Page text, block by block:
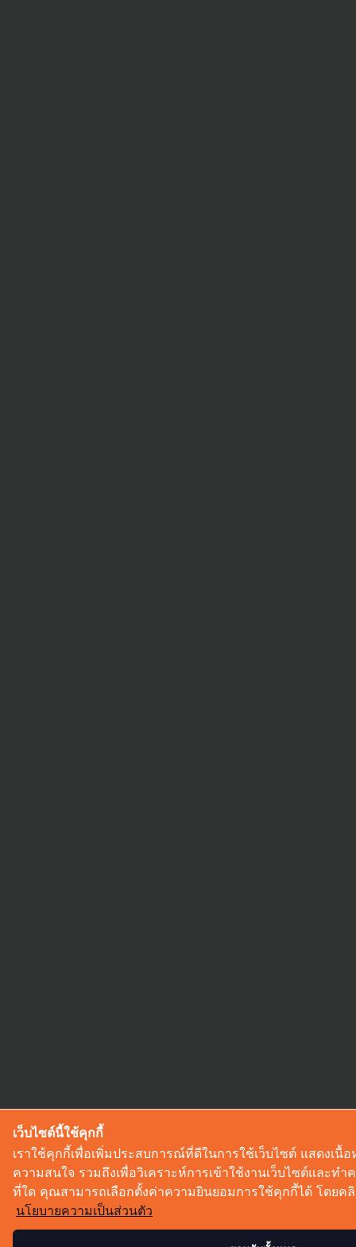
เว็บไซต์นี้ใช้คุกกี้
เราใช้คุกกี้เพื่อเพิ่มประสบการณ์ที่ดีในการใช้เว็บไซต์ แสดงเ
ความสนใจ รวมถึงเพื่อวิเคราะห์การเข้าใช้งานเว็บไซต์และทำ
ที่ใด คุณสามารถเลือกตั้งค่าความยินยอมการใช้คุกกี้ได้ โดยค
นโยบายความเป็นส่วนตัว